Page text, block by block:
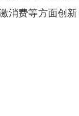
消费等方面创新